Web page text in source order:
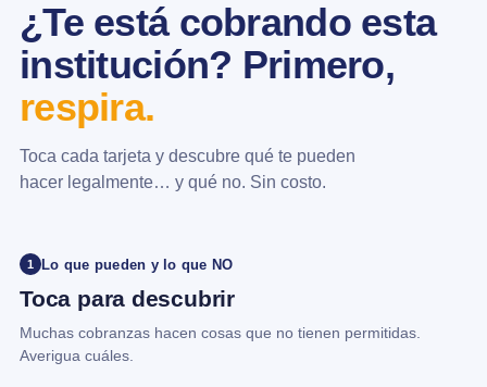
¿Te está cobrando esta
institución? Primero,
respira.
Toca cada tarjeta y descubre qué te pueden
hacer legalmente… y qué no. Sin costo.
1 Lo que pueden y lo que NO
Toca para descubrir
Muchas cobranzas hacen cosas que no tienen permitidas.
Averigua cuáles.